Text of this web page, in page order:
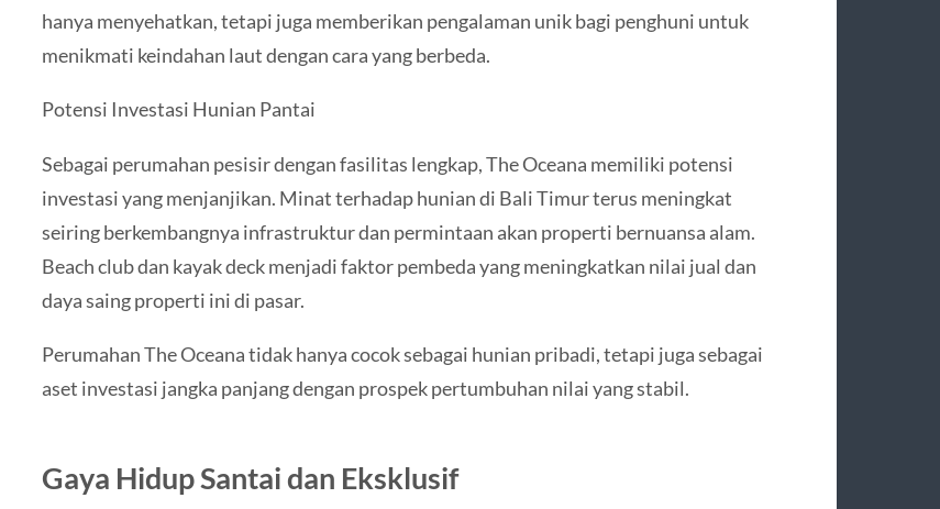
hanya menyehatkan, tetapi juga memberikan pengalaman unik bagi penghuni untuk
menikmati keindahan laut dengan cara yang berbeda.
Potensi Investasi Hunian Pantai
Sebagai perumahan pesisir dengan fasilitas lengkap, The Oceana memiliki potensi
investasi yang menjanjikan. Minat terhadap hunian di Bali Timur terus meningkat
seiring berkembangnya infrastruktur dan permintaan akan properti bernuansa alam.
Beach club dan kayak deck menjadi faktor pembeda yang meningkatkan nilai jual dan
daya saing properti ini di pasar.
Perumahan The Oceana tidak hanya cocok sebagai hunian pribadi, tetapi juga sebagai
aset investasi jangka panjang dengan prospek pertumbuhan nilai yang stabil.
Gaya Hidup Santai dan Eksklusif